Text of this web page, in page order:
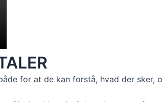
for at de kan forstå, hvad der sker,